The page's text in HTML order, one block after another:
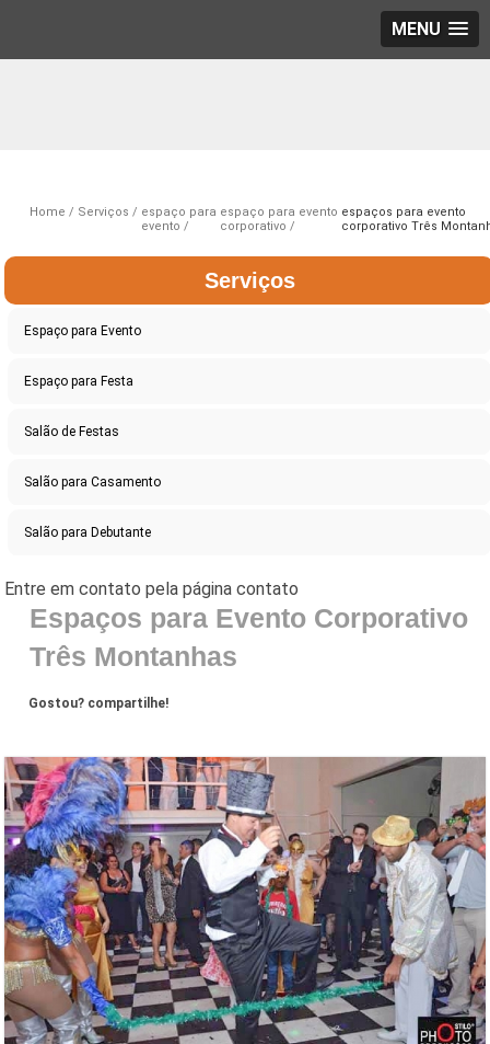
MENU
Home Serviços
espaço para
evento
espaço para evento
corporativo
espaços para evento
corporativo Três
Serviços
Espaço para Evento
Espaço para Festa
Salão de Festas
Salão para Casamento
Salão para Debutante
Espaços para Evento Corporativo
Três Montanhas
Gostou? compartilhe!